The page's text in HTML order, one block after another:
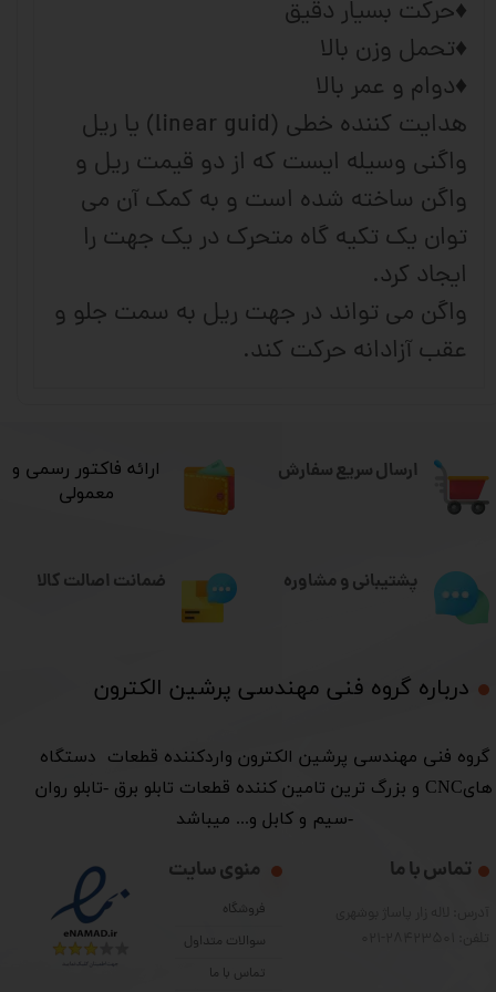
♦حرکت بسیار دقیق
♦تحمل وزن بالا
♦دوام و عمر بالا
هدایت کننده خطی (linear guid) یا ریل
واگنی وسیله ایست که از دو قیمت ریل و
واگن ساخته شده است و به کمک آن می
توان یک تکیه گاه متحرک در یک جهت را
ایجاد کرد.
واگن می تواند در جهت ریل به سمت جلو و
عقب آزادانه حرکت کند.
ارسال سریع سفارش
درباره گروه فنی مهندسی پرشین الکترون​​​​​​​
​گروه فنی مهندسی پرشین الکترون واردکننده قطعات دستگاه
هایCNC و بزرگ ترین تامین کننده قطعات تابلو برق -تابلو روان
-سیم و کابل و... میباشد
منوی سایت
فروشگاه
سوالات متداول
تماس با ما
تماس با ما
​ارائه فاکتور رسمی و
معمولی
پشتیبانی و مشاوره ضمانت اصالت کالا